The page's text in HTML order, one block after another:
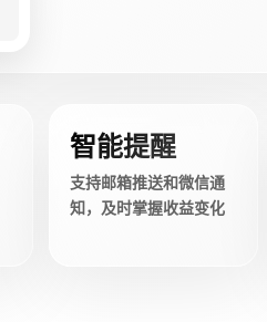
智能提醒
支持邮箱推送和微信通
知，及时掌握收益变化